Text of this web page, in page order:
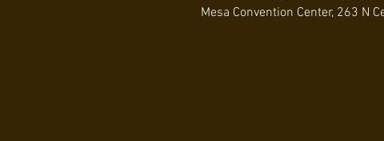
Mesa Convention Center, 263 N